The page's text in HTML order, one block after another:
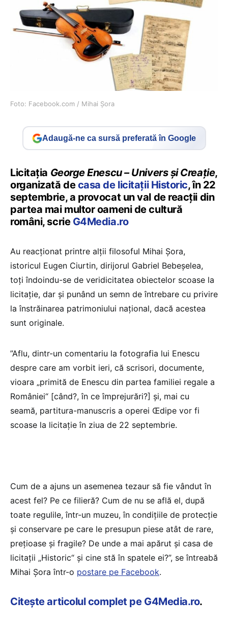
Foto: Facebook.com / Mihai Șora
Adaugă-ne ca sursă preferată în Google
Licitația George Enescu – Univers şi Creație,
organizată decasa de licitații Historic, în 22
septembrie, a provocat un val de reacții din
partea mai multor oameni de cultură
români, scrie G4Media.ro
Au reacționat printre alții filosoful Mihai Șora,
istoricul Eugen Ciurtin, dirijorul Gabriel Bebeșelea,
toți îndoindu-se de veridicitatea obiectelor scoase la
licitație, dar și punând un semn de întrebare cu privire
la înstrăinarea patrimoniului național, dacă acestea
sunt originale.
”Aflu, dintr-un comentariu la fotografia lui Enescu
despre care am vorbit ieri, că scrisori, documente,
vioara „primită de Enescu din partea familiei regale a
României“ [când?, în ce împrejurări?] și, mai cu
seamă, partitura-manuscris a operei Œdipe vor fi
scoase la licitație în ziua de 22 septembrie.
Cum de a ajuns un asemenea tezaur să fie vândut în
acest fel? Pe ce filieră? Cum de nu se află el, după
toate regulile, într-un muzeu, în condițiile de protecție
și conservare pe care le presupun piese atât de rare,
prețioase și fragile? De unde a mai apărut și casa de
licitații „Historic“ și cine stă în spatele ei?”, se întreabă
Mihai Șora într-o postare pe Facebook.
Citește articolul complet pe G4Media.ro.